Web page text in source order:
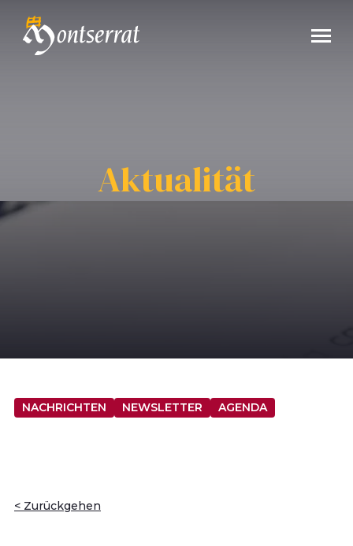
Aktualität
NACHRICHTEN NEWSLETTER AGENDA
< Zurückgehen